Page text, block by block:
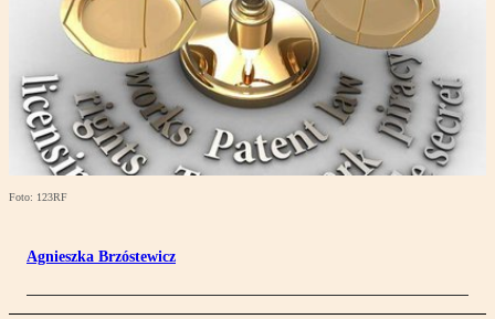
Foto: 123RF
Agnieszka Brzóstewicz